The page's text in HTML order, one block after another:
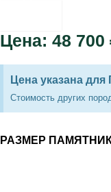
48 700
Цена указана для
Стоимость других
РАЗМЕР